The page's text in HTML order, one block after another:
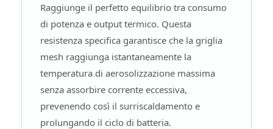
Raggiunge il perfetto equilibrio tra consumo
di potenza e output termico. Questa
resistenza specifica garantisce che la griglia
mesh raggiunga istantaneamente la
temperatura di aerosolizzazione massima
senza assorbire corrente eccessiva,
prevenendo così il surriscaldamento e
prolungando il ciclo di batteria.